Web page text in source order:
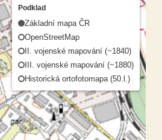
Podklad
Základní mapa ČR
OpenStreetMap
II. vojenské mapování (~1840)
III. vojenské mapování (~1880)
Historická ortofotomapa (50.l.)